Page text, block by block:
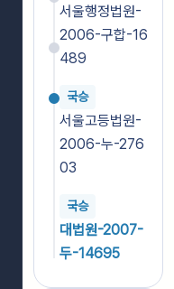
서울행정법원-
2006-구합-16
489
국승
서울고등법원-
2006-누-276
03
국승
대법원-2007-
두-14695